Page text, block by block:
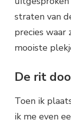
straten van
precies waar
mooiste
De rit
Toen ik
ik me even